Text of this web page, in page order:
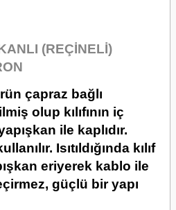
(REÇİNELİ)
çapraz bağlı
olup kılıfının iç
ile kaplıdır.
Isıtıldığında kılıf
eriyerek kablo ile
güçlü bir yapı